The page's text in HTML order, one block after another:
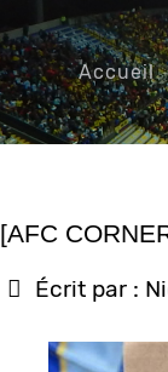
Accueil
[AFC
Écrit par :